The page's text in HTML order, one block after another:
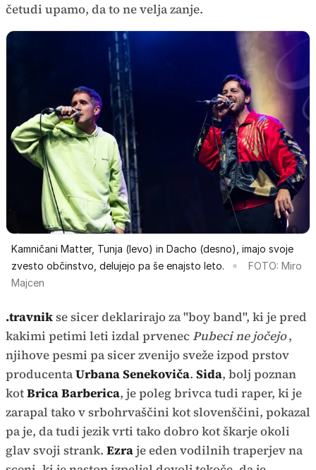
četudi upamo, da to ne velja zanje.
Kamničani Matter, Tunja (levo) in Dacho (desno), imajo svoje
zvesto občinstvo, delujejo pa še enajsto leto.
FOTO: Miro
Majcen
.travnikse sicer deklarirajo za "boy band", ki je pred
kakimi petimi leti izdal prvenecPubeci ne jočejo,
njihove pesmi pa sicer zvenijo sveže izpod prstov
producentaUrbana Senekoviča. Sida, bolj poznan
kotBrica Barberica, je poleg brivca tudi raper, ki je
zarapal tako v srbohrvaščini kot slovenščini, pokazal
pa je, da tudi jezik vrti tako dobro kot škarje okoli
glav svoji strank. Ezraje eden vodilnih traperjev na